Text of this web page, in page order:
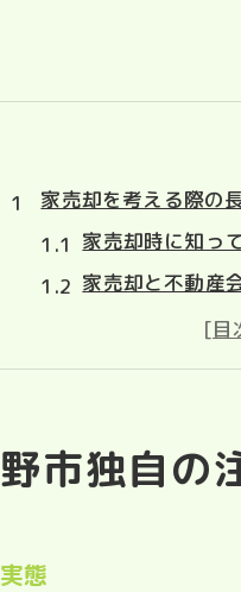
家売却を考える際の
家売却時に知っ
家売却と不動産
囲い込みや媒介
家売却で損をし
子供の学校選びと家
家売却と転校時
市独自の
態